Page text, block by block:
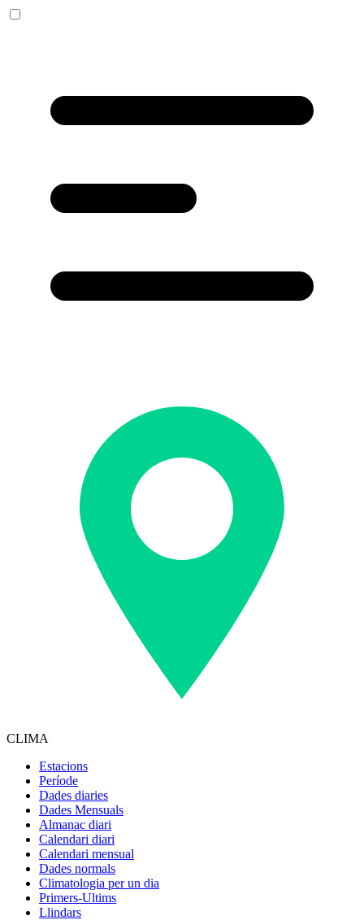
CLIMA
Estacions
Període
Dades diaries
Dades Mensuals
Almanac diari
Calendari diari
Calendari mensual
Dades normals
Climatologia per un dia
Primers-Ultims
Llindars